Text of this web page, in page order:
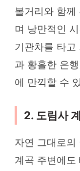
볼거리와 함께
며 낭만적인
기관차를 타고
과 황홀한 은
에 만끽할 수
2. 도림사
자연 그대로의
계곡 주변에도